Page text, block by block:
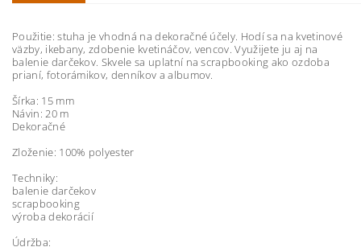
Použitie: stuha je vhodná na dekoračné účely. Hodí sa na kvetinové
väzby, ikebany, zdobenie kvetináčov, vencov. Využijete ju aj na
balenie darčekov. Skvele sa uplatní na scrapbooking ako ozdoba
prianí, fotorámikov, denníkov a albumov.
Šírka: 15 mm
Návin: 20 m
Dekoračné
Zloženie: 100% polyester
Techniky:
balenie darčekov
scrapbooking
výroba dekorácií
Údržba: